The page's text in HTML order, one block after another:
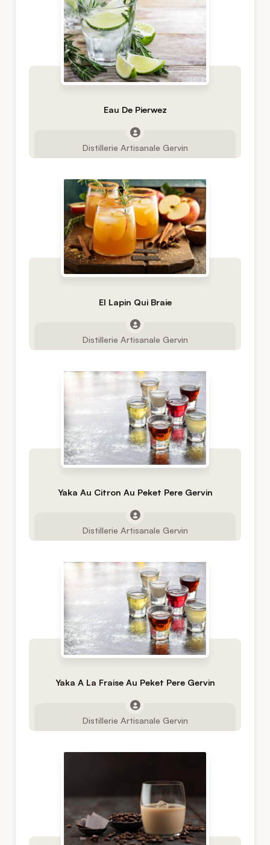
Eau De Pierwez
Distillerie Artisanale Gervin
El Lapin Qui Braie
Distillerie Artisanale Gervin
Yaka Au Citron Au Peket Pere Gervin
Distillerie Artisanale Gervin
Yaka A La Fraise Au Peket Pere Gervin
Distillerie Artisanale Gervin